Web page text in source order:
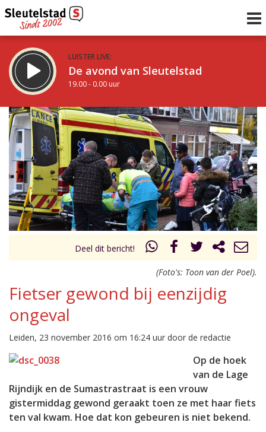
LUISTER LIVE:
De avond van Sleutelstad
19.00 - 0.00 uur
STRAKS:
De nacht van Sleutelstad
0.00 - 6.00 uur
Vorig uur
uur 1 van 0 Volgend uur
Inklappen
Deel dit bericht!
(Foto's: Toon van der Poel).
Fietser gewond bij eenzijdig
ongeval
Leiden, 23 november 2016 om 16:24 uur door de redactie
Op de hoek
van de Lage
Rijndijk en de Sumastrastraat is een vrouw
gistermiddag gewond geraakt toen ze met haar fiets
ten val kwam. Hoe dat kon gebeuren is niet bekend.